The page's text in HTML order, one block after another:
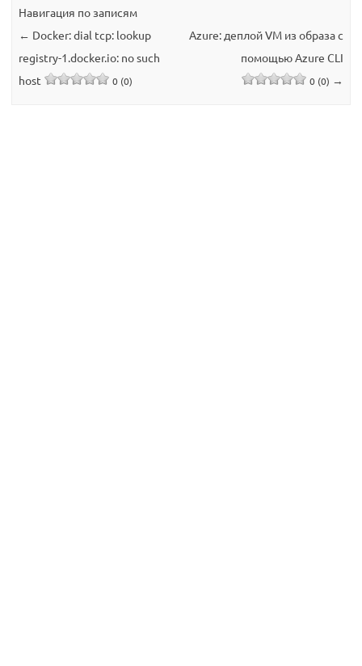
Навигация по записям
← Docker: dial tcp: lookup
registry-1.docker.io: no such
host
0 (0)
Azure: деплой VM из образа с
помощью Azure CLI
0 (0) →